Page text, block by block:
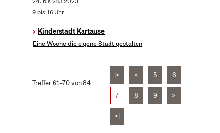
24. bis28.7.2023
9 bis 16 Uhr
Kinderstadt Kartause
Eine Woche die eigene Stadt gestalten
Treffer 61–70 von 84
|< < 5 6
7 8 9 >
>|